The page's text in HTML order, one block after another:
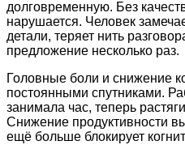
долговременную. Без
нарушается. Человек
детали, теряет нить
предложение несколько раз.
Головные боли и снижение
постоянными спутниками.
занимала час, теперь
Снижение продуктивности
ещё больше блокирует